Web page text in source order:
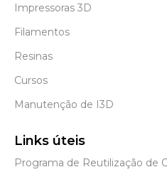
Impressoras 3D
Filamentos
Resinas
Cursos
Manutenção de I3D
Links úteis
Programa de Reutilização de